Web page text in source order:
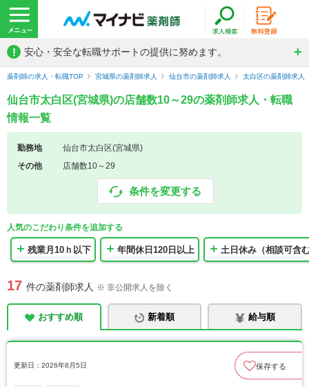
! 安心・安全な転職サポートの提供に努めます。
薬剤師の求人・転職TOP 宮城県の薬剤師求人 仙台市の薬剤師求人 太白区の薬剤師求人
仙台市太白区(宮城県)の店舗数10～29の薬剤師求人・転職
情報一覧
勤務地
仙台市太白区(宮城県)
その他
店舗数10～29
条件を変更する
人気のこだわり条件を追加する
残業月10ｈ以下 年間休日120日以上 土日休み（相談可含
17 件の薬剤師求人 ※ 非公開求人を除く
おすすめ順 新着順 給与順
更新日：2026年8月5日 保存する